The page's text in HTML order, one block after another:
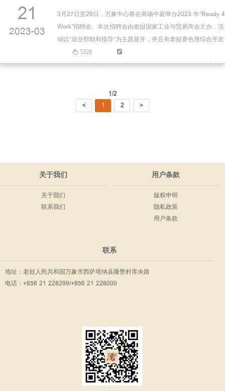
21
2023-03
3月27日至29日，万象中心将在商场中庭举办2023 年“Ready 4
Work”招聘会。本次招聘会由老挝国家工业与贸易商会主办，活
动以“就业帮助和指导”为主题展开，并且有老挝赛色塔综合开发
区等11个综合经济开发区的知名企业如万象中心、Foodpanda
等多家企业及协会机构参与并进行现场招聘，在金融、科技、
机会，同时还有老挝17家媒体跟踪报道…
5328
1/2
<
1 2 >
关于我们
关于我们
联系我们
用户条款
版权申明
隐私政策
用户条款
联系
地址：老挝人民共和国万象市西萨塔纳县隆赞村库央路
电话：+856 21 228299/+856 21 228000